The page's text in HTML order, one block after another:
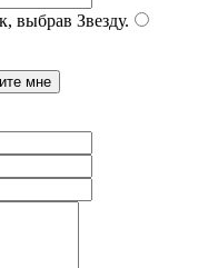
выбрав Звезду.